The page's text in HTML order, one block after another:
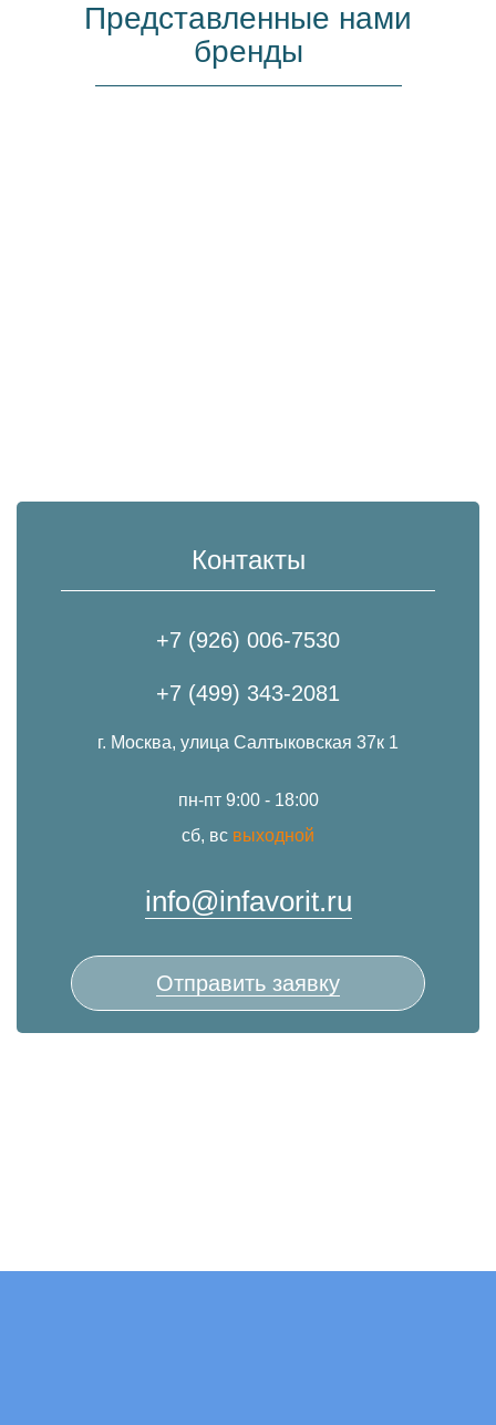
Представленные нами
бренды
Контакты
+7 (926) 006-7530
+7 (499) 343-2081
г. Москва, улица Салтыковская 37к 1
пн-пт 9:00 - 18:00
сб, вс выходной
info@infavorit.ru
Отправить заявку